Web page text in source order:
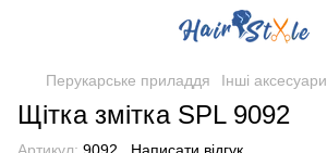
Перукарське приладдя Інші аксесуари
Щітка змітка SPL 9092